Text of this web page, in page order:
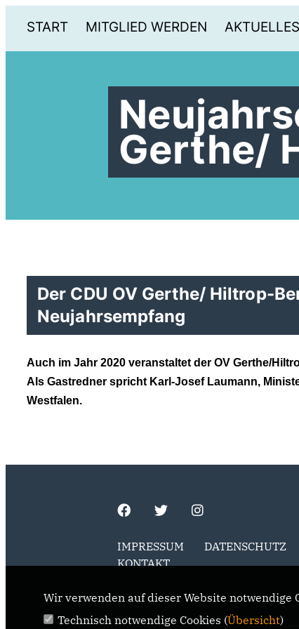
START MITGLIED WERDEN AKTUELLES
Gerthe/
Der CDU OV Gerthe/ Hiltrop-
Neujahrsempfang
Auch im Jahr 2020 veranstaltet der OV Gerthe/
Als Gastredner spricht Karl-Josef Laumann,
Westfalen.
IMPRESSUM
DATENSCHUTZ
KONTAKT
Wir verwenden auf dieser Website
Technisch notwendige Cookies (Übersicht)